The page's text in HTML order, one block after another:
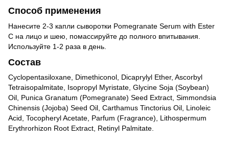
Способ применения
Нанесите 2-3 капли сыворотки Pomegranate Serum with Ester
C на лицо и шею, помассируйте до полного впитывания.
Используйте 1-2 раза в день.
Состав
Cyclopentasiloxane, Dimethiconol, Dicaprylyl Ether, Ascorbyl
Tetraisopalmitate, Isopropyl Myristate, Glycine Soja (Soybean)
Oil, Punica Granatum (Pomegranate) Seed Extract, Simmondsia
Chinensis (Jojoba) Seed Oil, Carthamus Tinctorius Oil, Linoleic
Acid, Tocopheryl Acetate, Parfum (Fragrance), Lithospermum
Erythrorhizon Root Extract, Retinyl Palmitate.